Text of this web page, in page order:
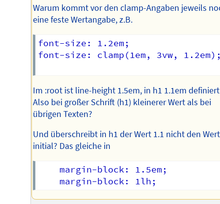
Warum kommt vor den clamp-Angaben jeweils
eine feste Wertangabe, z.B.
font-size: 1.2em;
font-size: clamp(1em, 3vw,
Im :root ist line-height 1.5em, in h1 1.1em
Also bei großer Schrift (h1) kleinerer Wert als bei
übrigen Texten?
Und überschreibt in h1 der Wert 1.1 nicht den Wert
initial? Das gleiche in